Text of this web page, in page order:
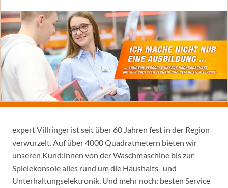
expert Villringer ist seit über 60 Jahren fest in der Region
verwurzelt. Auf über 4000 Quadratmetern bieten wir
unseren Kund:innen von der Waschmaschine bis zur
Spielekonsole alles rund um die Haushalts- und
Unterhaltungselektronik. Und mehr noch: besten Service